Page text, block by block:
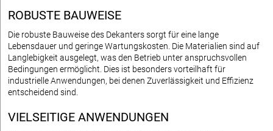
ROBUSTE BAUWEISE
Die robuste Bauweise des Dekanters sorgt für eine lange
Lebensdauer und geringe Wartungskosten. Die Materialien sind auf
Langlebigkeit ausgelegt, was den Betrieb unter anspruchsvollen
Bedingungen ermöglicht. Dies ist besonders vorteilhaft für
industrielle Anwendungen, bei denen Zuverlässigkeit und Effizienz
entscheidend sind.
VIELSEITIGE ANWENDUNGEN